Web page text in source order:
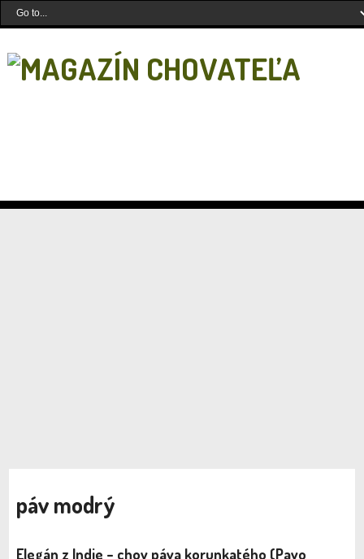
páv modrý
Elegán z Indie – chov páva korunkatého (Pavo